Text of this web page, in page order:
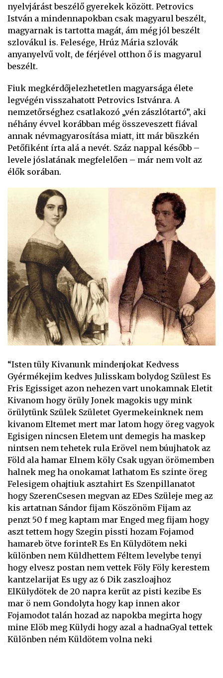
nyelvjárást beszélő gyerekek között. Petrovics
István a mindennapokban csak magyarul beszélt,
magyarnak is tartotta magát, ám még jól beszélt
szlovákul is. Felesége, Hrúz Mária szlovák
anyanyelvű volt, de férjével otthon ő is magyarul
beszélt.
Fiuk megkérdőjelezhetetlen magyarsága élete
legvégén visszahatott Petrovics Istvánra. A
nemzetőrséghez csatlakozó „vén zászlótartó”, aki
néhány évvel korábban még összeveszett fiával
annak névmagyarosítása miatt, itt már büszkén
Petőfiként írta alá a nevét. Száz nappal később –
levele jóslatának megfelelően – már nem volt az
élők sorában.
“Isten tüly Kivanunk mindenjokat Kedvess
Gyérmékejim kedves Julisskam bolydog Szülest Es
Fris Egissiget azon nehezen vart unokamnak Eletit
Kivanom hogy örüly Jonek magokis ugy mink
örülytünk Szülek Születet Gyermekeinknek nem
kivanom Eltemet mert mar latom hogy öreg vagyok
Egisigen nincsen Eletem unt demegis ha maskep
nintsen nem tehetek rula Erövel nem búujhatok az
Föld ala hamar Elnem köly Csak ugyan örömemben
halnek meg ha onokamat lathatom Es szinte öreg
Felesigem ohajtiuk asztahirt Es Szenpillanatot
hogy SzerenCsesen megvan az EDes Szüleje meg az
kis artatnan Sándor fijam Köszönöm Fijam az
penzt 50 f meg kaptam mar Enged meg fijam hogy
aszt tettem hogy Szegin pissti hozam Fojamod
hamareb ötve forinteR Es En Külydötem neki
különben nem Küldhettem Féltem levelybe tenyi
hogy elvesz postan nem vettek Föly Föly kerestem
kantzelarijat Es ugy az 6 Dik zaszloajhoz
ElKülydötek de 20 napra kerüt az pisti kezibe Es
mar ö nem Gondolyta hogy kap innen akor
Fojamodot talán hozad az napokba megirta hogy
mine Elöb meg Külydi hogy azal a hadnaGyal tettek
Különben ném Küldötem volna neki